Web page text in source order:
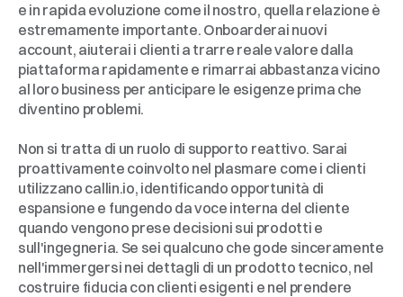
e in rapida evoluzione come il nostro, quella relazione è
estremamente importante. Onboarderai nuovi
account, aiuterai i clienti a trarre reale valore dalla
piattaforma rapidamente e rimarrai abbastanza vicino
al loro business per anticipare le esigenze prima che
diventino problemi.
Non si tratta di un ruolo di supporto reattivo. Sarai
proattivamente coinvolto nel plasmare come i clienti
utilizzano callin.io, identificando opportunità di
espansione e fungendo da voce interna del cliente
quando vengono prese decisioni sui prodotti e
sull'ingegneria. Se sei qualcuno che gode sinceramente
nell'immergersi nei dettagli di un prodotto tecnico, nel
costruire fiducia con clienti esigenti e nel prendere